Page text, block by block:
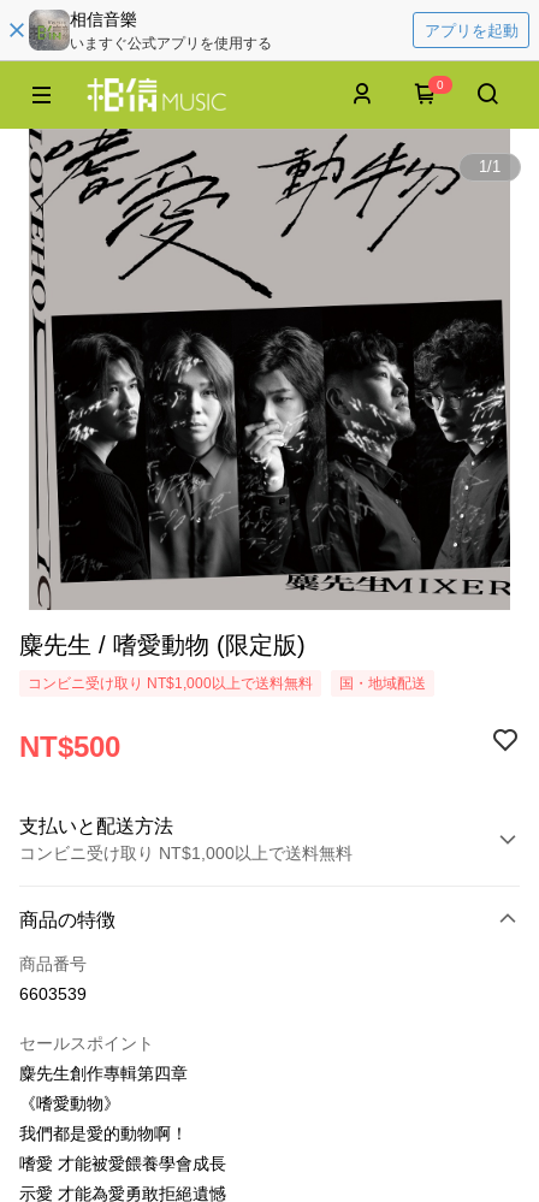
相信音樂
いますぐ公式アプリを使用する
アプリを起動
0
1/1
麋先生 / 嗜愛動物 (限定版)
コンビニ受け取り NT$1,000以上で送料無料 国・地域配送
NT$500
支払いと配送方法
コンビニ受け取り NT$1,000以上で送料無料
クレジットカード1回払い
コンビニ店頭代金引換
Apple Pay
Easy Wallet
Google Pay
商品の特徴
商品番号
6603539
セールスポイント
麋先生創作專輯第四章
《嗜愛動物》
我們都是愛的動物啊！
嗜愛 才能被愛餵養學會成長
示愛 才能為愛勇敢拒絕遺憾